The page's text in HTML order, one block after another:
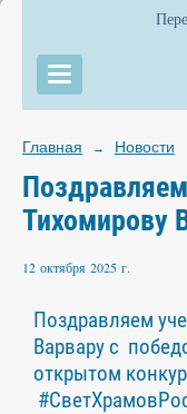
Главная → Новости
Тихомирову
12 октября 2025 г.
Поздравляем
Варвару с
открытом